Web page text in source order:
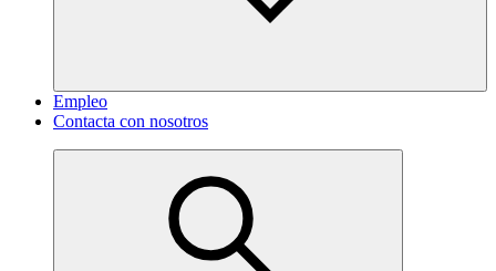
Empleo
Contacta con nosotros